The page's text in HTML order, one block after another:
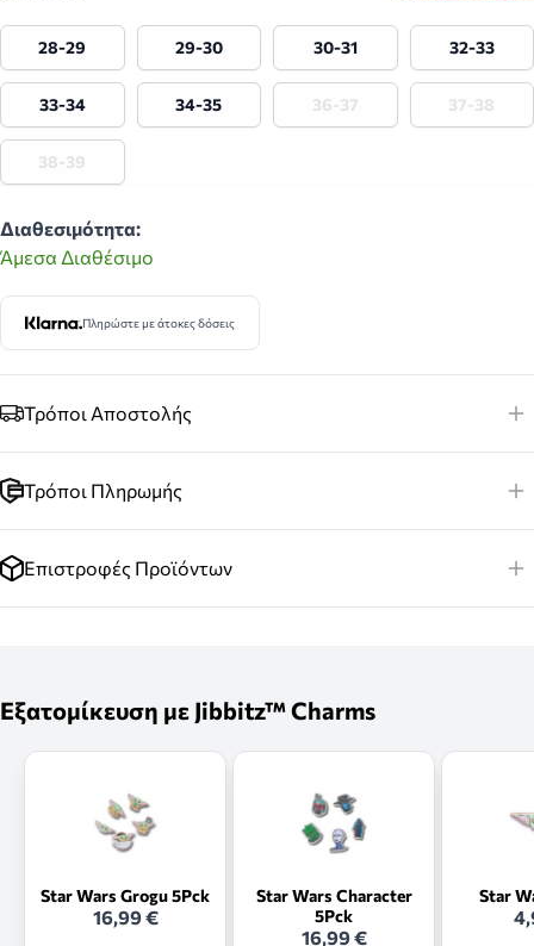
28-29 29-30 30-31 32-33
33-34 34-35 36-37 37-38
38-39
Διαθεσιμότητα:
Άμεσα Διαθέσιμο
Πληρώστε με άτοκες δόσεις
Τρόποι Αποστολής
Τρόποι Πληρωμής
Επιστροφές Προϊόντων
Εξατομίκευση με Jibbitz™ Charms
Star Wars Grogu 5Pck
16,99 €
Star Wars Character
5Pck
16,99 €
Star